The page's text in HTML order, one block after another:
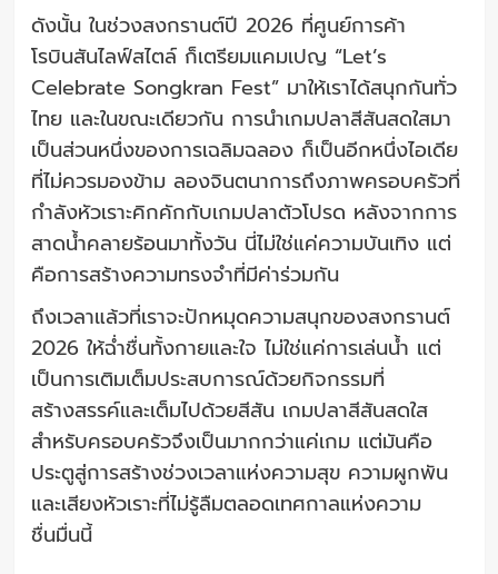
ดังนั้น ในช่วงสงกรานต์ปี 2026 ที่ศูนย์การค้า
โรบินสันไลฟ์สไตล์ ก็เตรียมแคมเปญ “Let’s
Celebrate Songkran Fest” มาให้เราได้สนุกกันทั่ว
ไทย และในขณะเดียวกัน การนำเกมปลาสีสันสดใสมา
เป็นส่วนหนึ่งของการเฉลิมฉลอง ก็เป็นอีกหนึ่งไอเดีย
ที่ไม่ควรมองข้าม ลองจินตนาการถึงภาพครอบครัวที่
กำลังหัวเราะคิกคักกับเกมปลาตัวโปรด หลังจากการ
สาดน้ำคลายร้อนมาทั้งวัน นี่ไม่ใช่แค่ความบันเทิง แต่
คือการสร้างความทรงจำที่มีค่าร่วมกัน
ถึงเวลาแล้วที่เราจะปักหมุดความสนุกของสงกรานต์
2026 ให้ฉ่ำชื่นทั้งกายและใจ ไม่ใช่แค่การเล่นน้ำ แต่
เป็นการเติมเต็มประสบการณ์ด้วยกิจกรรมที่
สร้างสรรค์และเต็มไปด้วยสีสัน เกมปลาสีสันสดใส
สำหรับครอบครัวจึงเป็นมากกว่าแค่เกม แต่มันคือ
ประตูสู่การสร้างช่วงเวลาแห่งความสุข ความผูกพัน
และเสียงหัวเราะที่ไม่รู้ลืมตลอดเทศกาลแห่งความ
ชื่นมื่นนี้